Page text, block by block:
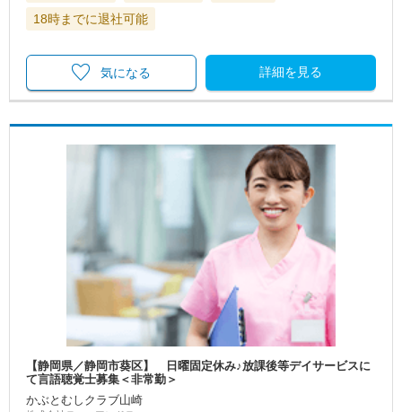
18時までに退社可能
詳細を見る
気になる
【静岡県／静岡市葵区】 日曜固定休み♪放課後等デイサービスに
て言語聴覚士募集＜非常勤＞
かぶとむしクラブ山崎